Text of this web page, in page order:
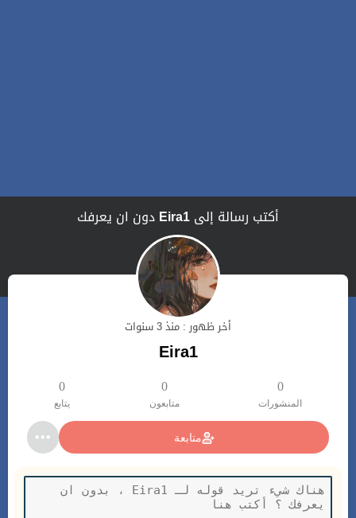
أكتب رسالة إلىEira1دون ان يعرفك
أخر ظهور : منذ 3 سنوات
Eira1
0
المنشورات
0
متابعون
0
يتابع
متابعة